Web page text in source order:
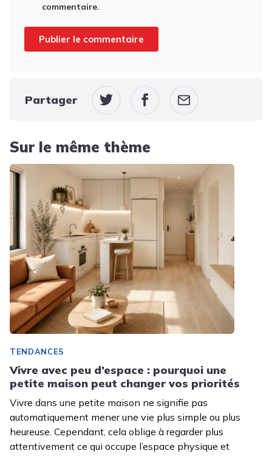
commentaire.
Partager
Sur le même thème
TENDANCES
Vivre avec peu d’espace : pourquoi une
petite maison peut changer vos priorités
Vivre dans une petite maison ne signifie pas
automatiquement mener une vie plus simple ou plus
heureuse. Cependant, cela oblige à regarder plus
attentivement ce qui occupe l’espace physique et